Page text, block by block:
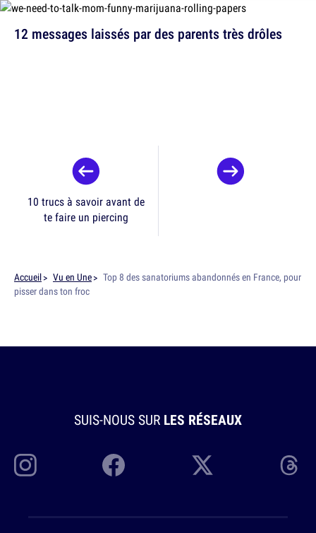
12 messages laissés par des parents très drôles
10 trucs à savoir avant de
te faire un piercing
Accueil Vu en Une
Top 8 des sanatoriums abandonnés en France, pour
pisser dans ton froc
SUIS-NOUS SUR LES RÉSEAUX